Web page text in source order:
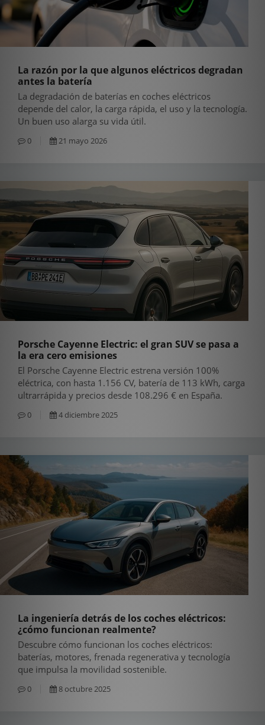
La razón por la que algunos eléctricos degradan
antes la batería
La degradación de baterías en coches eléctricos
depende del calor, la carga rápida, el uso y la tecnología.
Un buen uso alarga su vida útil.
0 21 mayo 2026
Porsche Cayenne Electric: el gran SUV se pasa a
la era cero emisiones
El Porsche Cayenne Electric estrena versión 100%
eléctrica, con hasta 1.156 CV, batería de 113 kWh, carga
ultrarrápida y precios desde 108.296 € en España.
0 4 diciembre 2025
La ingeniería detrás de los coches eléctricos:
¿cómo funcionan realmente?
Descubre cómo funcionan los coches eléctricos:
baterías, motores, frenada regenerativa y tecnología
que impulsa la movilidad sostenible.
0 8 octubre 2025